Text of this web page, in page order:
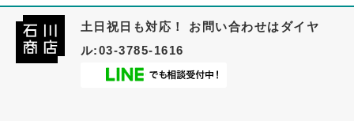
土日祝日も対応！ お問い合わせはダイヤ
ル:03-3785-1616